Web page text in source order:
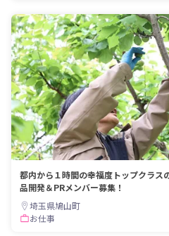
都内から１時間の幸福度トップクラス
品開発＆PRメンバー募集！
埼玉県鳩山町
お仕事